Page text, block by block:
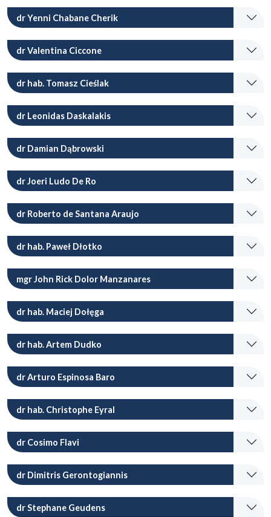
dr Yenni Chabane Cherik
dr Valentina Ciccone
dr hab. Tomasz Cieślak
dr Leonidas Daskalakis
dr Damian Dąbrowski
dr Joeri Ludo De Ro
dr Roberto de Santana Araujo
dr hab. Paweł Dłotko
mgr John Rick Dolor Manzanares
dr hab. Maciej Dołęga
dr hab. Artem Dudko
dr Arturo Espinosa Baro
dr hab. Christophe Eyral
dr Cosimo Flavi
dr Dimitris Gerontogiannis
dr Stephane Geudens